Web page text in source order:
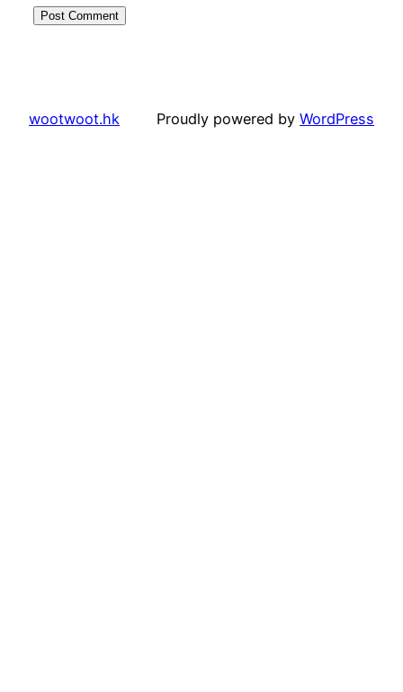
wootwoot.hk Proudly powered by WordPress